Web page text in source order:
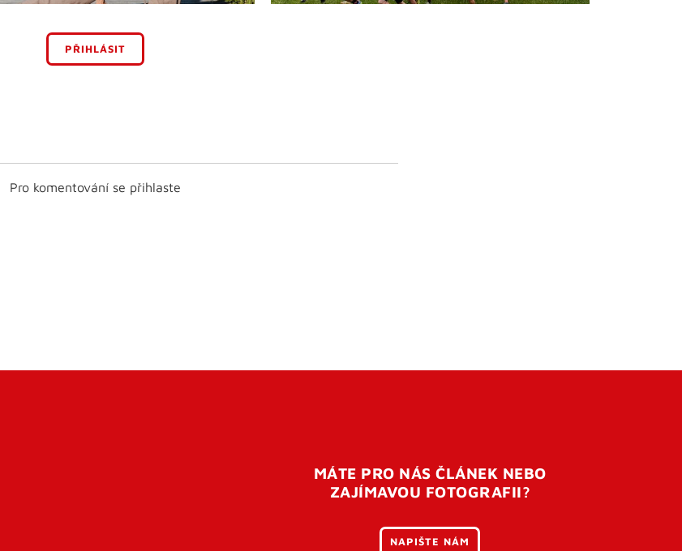
PŘIHLÁSIT
Pro komentování se přihlaste
MÁTE PRO NÁS ČLÁNEK NEBO
ZAJÍMAVOU FOTOGRAFII?
NAPIŠTE NÁM